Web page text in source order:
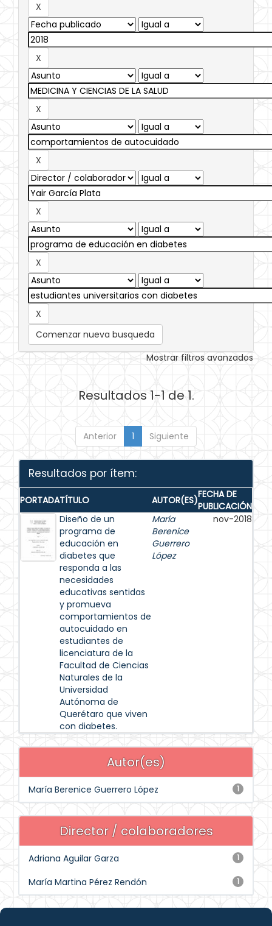
Comenzar nueva busqueda
Mostrar filtros avanzados
Resultados 1-1 de 1.
Anterior 1 Siguiente
Resultados por ítem:
PORTADATÍTULO AUTOR(ES)FECHA DE
PUBLICACIÓN
Diseño de un
programa de
educación en
diabetes que
responda a las
necesidades
educativas sentidas
y promueva
comportamientos de
autocuidado en
estudiantes de
licenciatura de la
Facultad de Ciencias
Naturales de la
Universidad
Autónoma de
Querétaro que viven
con diabetes.
María
Berenice
Guerrero
López
nov-2018
Autor(es)
1
María Berenice Guerrero López
Director / colaboradores
1
Adriana Aguilar Garza
1
María Martina Pérez Rendón